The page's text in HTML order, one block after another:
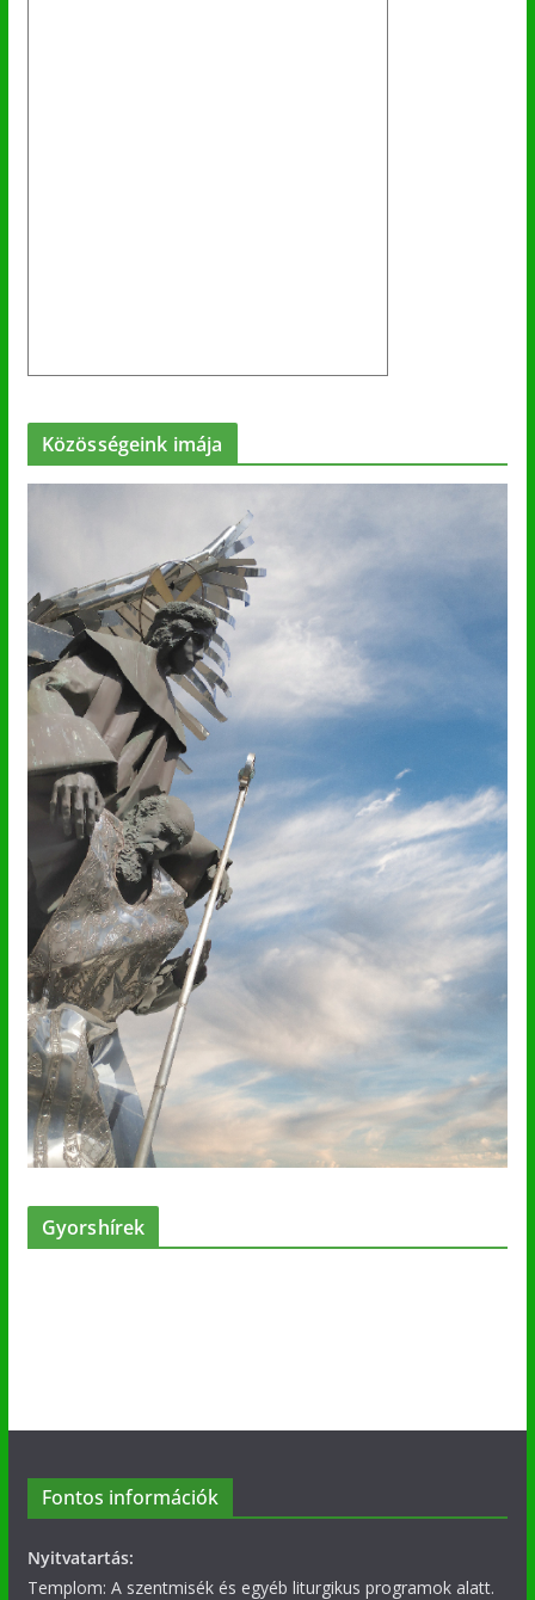
Közösségeink imája
Gyorshírek
Fontos információk
Nyitvatartás:
Templom: A szentmisék és egyéb liturgikus programok alatt.